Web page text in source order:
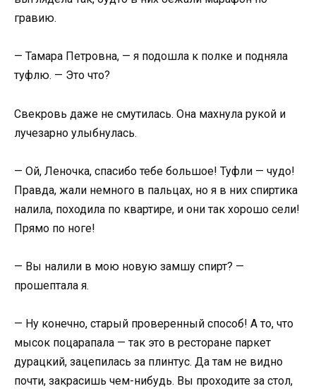
гравию.
— Тамара Петровна, — я подошла к полке и подняла
туфлю. — Это что?
Свекровь даже не смутилась. Она махнула рукой и
лучезарно улыбнулась.
— Ой, Леночка, спасибо тебе большое! Туфли — чудо!
Правда, жали немного в пальцах, но я в них спиртика
налила, походила по квартире, и они так хорошо сели!
Прямо по ноге!
— Вы налили в мою новую замшу спирт? —
прошептала я.
— Ну конечно, старый проверенный способ! А то, что
мысок поцарапала — так это в ресторане паркет
дурацкий, зацепилась за плинтус. Да там не видно
почти, закрасишь чем-нибудь. Вы проходите за стол,